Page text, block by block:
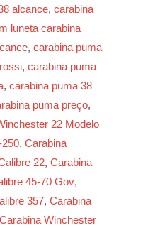
alcance, carabina
luneta carabina
, carabina puma
, carabina puma
, carabina puma 38
puma preço,
22 Modelo
, Carabina
22, Carabina
45-70 Gov,
357, Carabina
Carabina Winchester